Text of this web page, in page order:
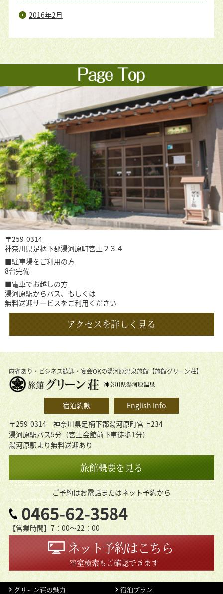
2016年2月
〒259-0314
神奈川県足柄下郡湯河原町宮上２３４
■駐車場をご利用の方
8台完備
■電車でお越しの方
湯河原駅からバス、もしくは
無料送迎サービスをご利用ください
アクセスを詳しく見る
麻雀あり・ビジネス歓迎・宴会OKの湯河原温泉旅館【旅館グリーン荘】
宿泊約款
English Info
〒259-0314 神奈川県足柄下郡湯河原町宮上234
湯河原駅バス5分（宮上会館前下車徒歩1分）
湯河原駅より無料送迎あり
旅館概要を見る
ご予約はお電話またはネット予約から
0465-62-3584
【営業時間】7：00〜22：00
ネット予約はこちら
空室検索もご確認できます
グリーン荘の魅力 宿泊プラン